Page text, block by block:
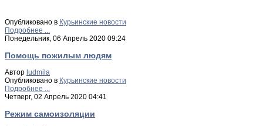
Опубликовано в Курьинские новости
Подробнее ...
Понедельник, 06 Апрель 2020 09:24
Помощь пожилым людям
Автор ludmila
Опубликовано в Курьинские новости
Подробнее ...
Четверг, 02 Апрель 2020 04:41
Режим самоизоляции